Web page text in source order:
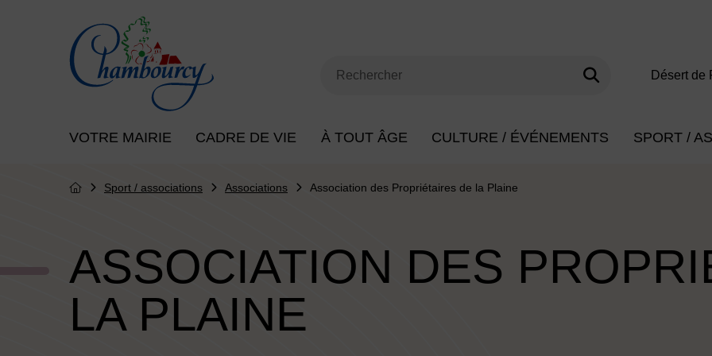
Retour à l'accueil
Recherche
Mots clés de minimum 3 caractères Lancer laDésert de
VOTRE MAIRIE CADRE DE VIE À TOUT ÂGE CULTURE / ÉVÉNEMENTS SPORT /
Page d'accueil du site
Sport / associations Associations Association des Propriétaires de la Plaine
ASSOCIATION DES
LA PLAINE